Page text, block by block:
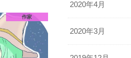
作家
2020年4月
2020年3月